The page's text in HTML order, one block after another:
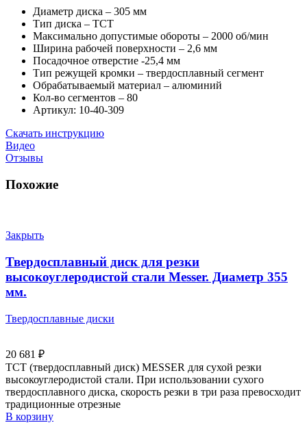
Диаметр диска – 305 мм
Тип диска – ТСТ
Максимально допустимые обороты – 2000 об/мин
Ширина рабочей поверхности – 2,6 мм
Посадочное отверстие -25,4 мм
Тип режущей кромки – твердосплавный сегмент
Обрабатываемый материал – алюминий
Кол-во сегментов – 80
Артикул: 10-40-309
Скачать инструкцию
Видео
Отзывы
Похожие
Закрыть
Твердосплавный диск для резки
высокоуглеродистой стали Messer. Диаметр 355
мм.
Твердосплавные диски
20 681 ₽
ТСТ (твердосплавный диск) MESSER для сухой резки
высокоуглеродистой стали. При использовании сухого
твердосплавного диска, скорость резки в три раза превосходит
традиционные отрезные
В корзину